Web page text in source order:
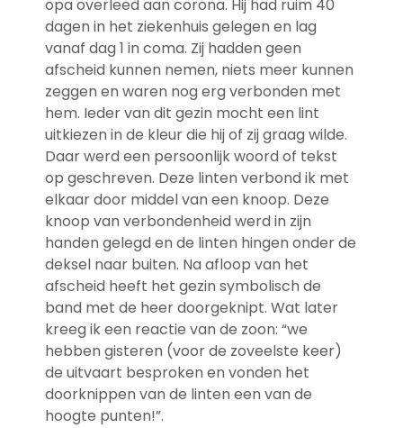
opa overleed aan corona. Hij had ruim 40
dagen in het ziekenhuis gelegen en lag
vanaf dag 1 in coma. Zij hadden geen
afscheid kunnen nemen, niets meer kunnen
zeggen en waren nog erg verbonden met
hem. Ieder van dit gezin mocht een lint
uitkiezen in de kleur die hij of zij graag wilde.
Daar werd een persoonlijk woord of tekst
op geschreven. Deze linten verbond ik met
elkaar door middel van een knoop. Deze
knoop van verbondenheid werd in zijn
handen gelegd en de linten hingen onder de
deksel naar buiten. Na afloop van het
afscheid heeft het gezin symbolisch de
band met de heer doorgeknipt. Wat later
kreeg ik een reactie van de zoon: “we
hebben gisteren (voor de zoveelste keer)
de uitvaart besproken en vonden het
doorknippen van de linten een van de
hoogte punten!”.